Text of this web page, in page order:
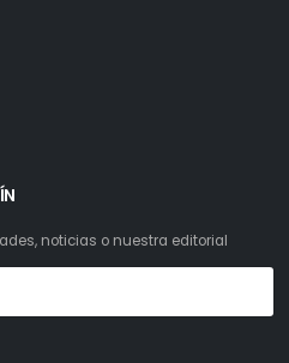
noticias o nuestra editorial